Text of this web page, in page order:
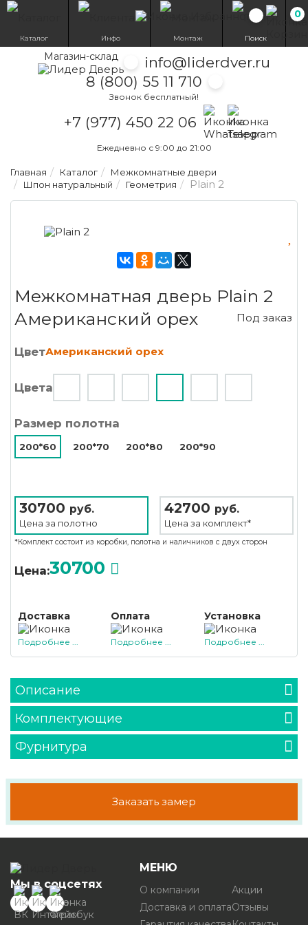
Магазин-склад
info@liderdver.ru
8 (800) 55 11 710
Звонок бесплатный!
+7 (977) 450 22 06
Написать на
Написать на
Ежедневно с 9:00 до 21:00
0
Каталог Инфо Монтаж Поиск
Главная Каталог
Межкомнатные двери
Шпон натуральный
Геометрия Plain 2
Межкомнатная дверь Plain 2
Американский орех
Под заказ
ЦветАмериканский орех
Цвета
Размер полотна
200*60 200*70 200*80 200*90
30700 руб.
Цена за полотно
42700 руб.
Цена за комплект*
*Комплект состоит из коробки, полотна и наличников с двух сторон
Цена:30700
Доставка
Подробнее ...
Оплата
Подробнее ...
Установка
Подробнее ...
Описание
Комплектующие
Фурнитура
Заказать замер
Мы в соцсетях
МЕНЮ
О компании
Доставка и оплата
Акции
Отзывы